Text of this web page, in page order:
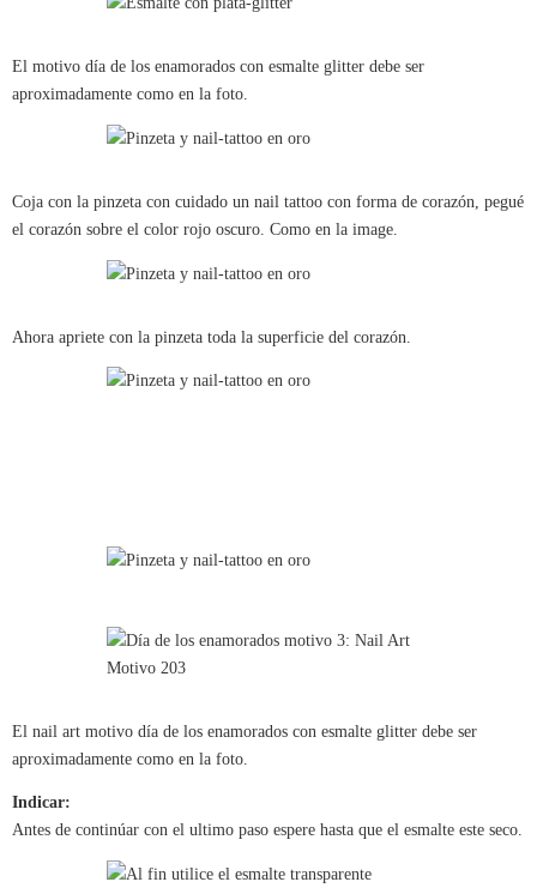
El motivo día de los enamorados con esmalte glitter debe ser
aproximadamente como en la foto.
Coja con la pinzeta con cuidado un nail tattoo con forma de corazón, pegué
el corazón sobre el color rojo oscuro. Como en la image.
Ahora apriete con la pinzeta toda la superficie del corazón.
El nail art motivo día de los enamorados con esmalte glitter debe ser
aproximadamente como en la foto.
Indicar:
Antes de continúar con el ultimo paso espere hasta que el esmalte este seco.